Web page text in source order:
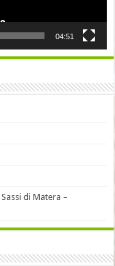
04:51
di Matera –